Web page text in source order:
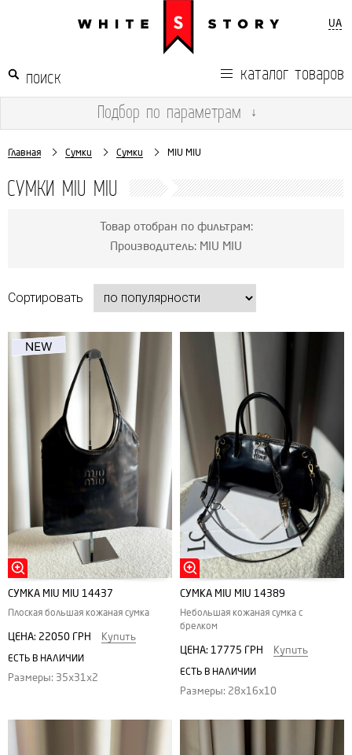
UA
каталог товаров
Подбор по параметрам ↓
Главная Сумки Сумки MIU MIU
СУМКИ MIU MIU
Товар отобран по фильтрам:
Производитель: MIU MIU
Сортировать
СУМКА MIU MIU 14437
Плоская большая кожаная сумка
ЦЕНА: 22050 ГРН Купить
ЕСТЬ В НАЛИЧИИ
Размеры: 35х31х2
СУМКА MIU MIU 14389
Небольшая кожаная сумка с
брелком
ЦЕНА: 17775 ГРН Купить
ЕСТЬ В НАЛИЧИИ
Размеры: 28х16х10